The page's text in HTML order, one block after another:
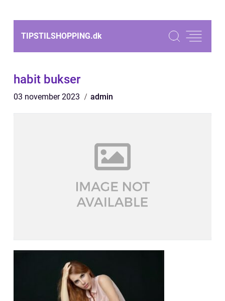
TIPSTILSHOPPING.dk
habit bukser
03 november 2023 admin